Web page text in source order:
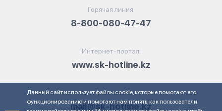
Горячая линия:
8-800-080-47-47
Интернет-портал:
www.sk-hotline.kz
Электронная почта:
mail@sk-hotline.kz
Данный сайт использует файлы cookie, которые помогают его
функционированию и помогают нам понять, как пользователи